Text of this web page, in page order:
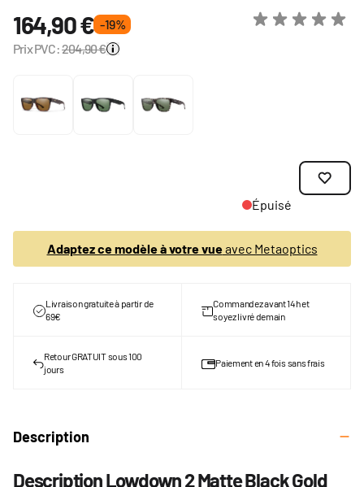
164,90 € - 19 %
Prix PVC:204,90 €
Épuisé
Adaptez ce modèle à votre vueavec Metaoptics
Livraison gratuite à partir de
69€
Commandez avant 14h et
soyez livré demain
Retour GRATUIT sous 100
jours
Paiement en 4 fois sans frais
Description
Description Lowdown 2 Matte Black Gold